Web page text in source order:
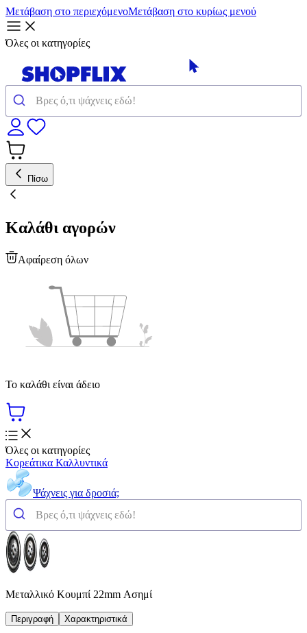
Μετάβαση στο περιεχόμενοΜετάβαση στο κυρίως μενού
Όλες οι κατηγορίες
Πίσω
Καλάθι αγορών
Αφαίρεση όλων
Το καλάθι είναι άδειο
Όλες οι κατηγορίες
Κορεάτικα Καλλυντικά
Ψάχνεις για δροσιά;
Μεταλλικό Κουμπί 22mm Ασημί
Περιγραφή Χαρακτηριστικά